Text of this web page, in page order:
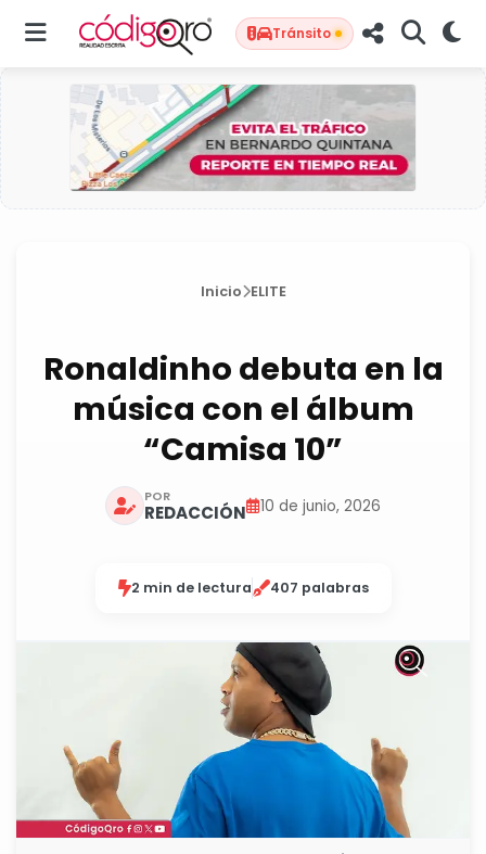
Tránsito
Inicio ELITE
Ronaldinho debuta en la
música con el álbum
“Camisa 10”
POR
REDACCIÓN 10 de junio, 2026
2 min de lectura 407 palabras